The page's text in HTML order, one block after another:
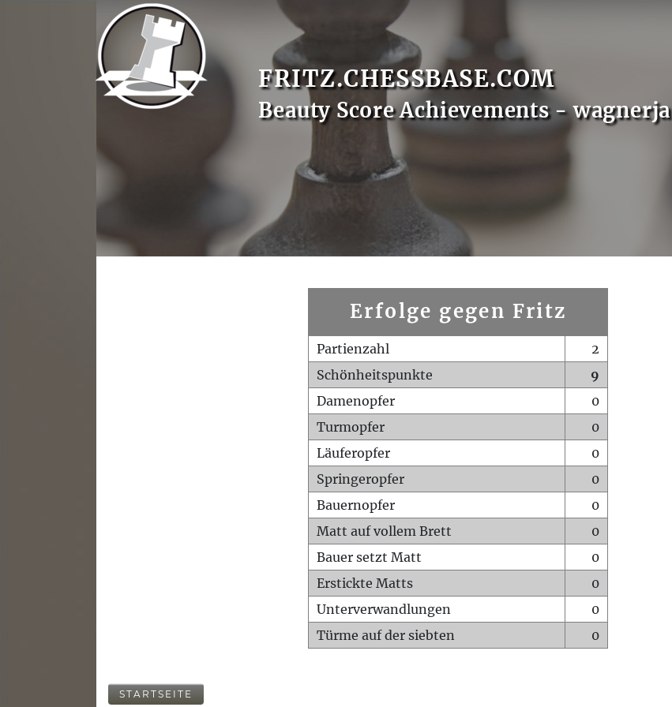
FRITZ.CHESSBASE.COM
Beauty Score Achievements - wagnerja
Erfolge gegen Fritz
Partienzahl
2
Schönheitspunkte
9
Damenopfer
0
Turmopfer
0
Läuferopfer
0
Springeropfer
0
Bauernopfer
0
Matt auf vollem Brett
0
Bauer setzt Matt
0
Erstickte Matts
0
Unterverwandlungen
0
Türme auf der siebten
0
STARTSEITE